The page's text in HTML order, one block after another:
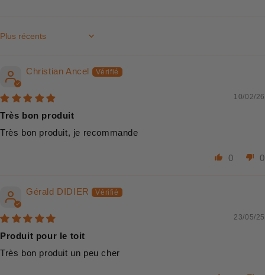
Sort by
Christian Ancel
10/02/26
Très bon produit
Très bon produit, je recommande
0 0
Gérald DIDIER
23/05/25
Produit pour le toit
Très bon produit un peu cher